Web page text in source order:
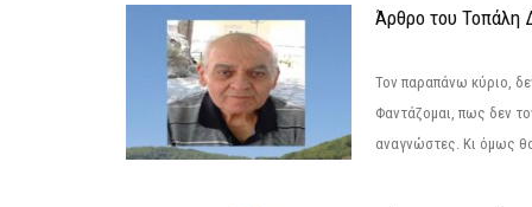
Άρθρο του Τοπάλη
Τον παραπάνω κύριο,
Φαντάζομαι, πως δεν
αναγνώστες. Κι όμως